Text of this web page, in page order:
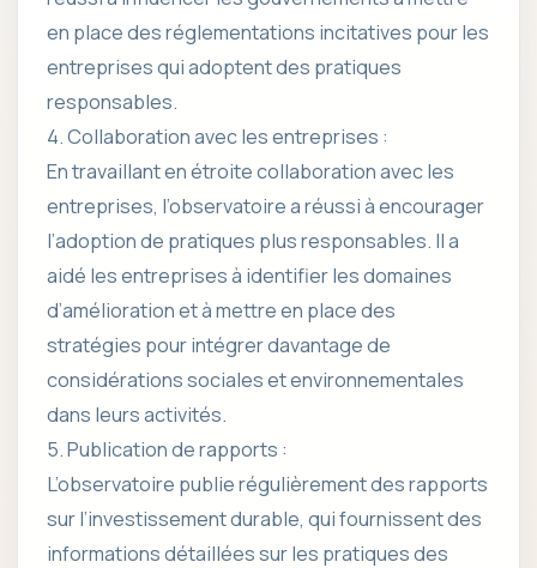
en place des réglementations incitatives pour les
entreprises qui adoptent des pratiques
responsables.
4. Collaboration avec les entreprises :
En travaillant en étroite collaboration avec les
entreprises, l’observatoire a réussi à encourager
l’adoption de pratiques plus responsables. Il a
aidé les entreprises à identifier les domaines
d’amélioration et à mettre en place des
stratégies pour intégrer davantage de
considérations sociales et environnementales
dans leurs activités.
5. Publication de rapports :
L’observatoire publie régulièrement des rapports
sur l’investissement durable, qui fournissent des
informations détaillées sur les pratiques des